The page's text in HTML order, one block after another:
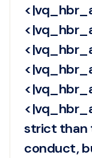
strict than
conduct,